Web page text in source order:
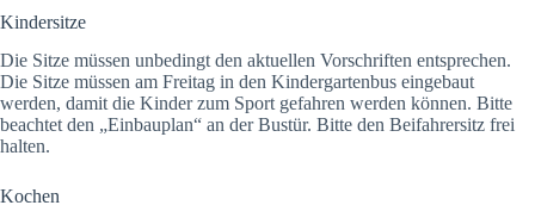
Kindersitze
Die Sitze müssen unbedingt den aktuellen Vorschriften entsprechen.
Die Sitze müssen am Freitag in den Kindergartenbus eingebaut
werden, damit die Kinder zum Sport gefahren werden können. Bitte
beachtet den „Einbauplan“ an der Bustür. Bitte den Beifahrersitz frei
halten.
Kochen